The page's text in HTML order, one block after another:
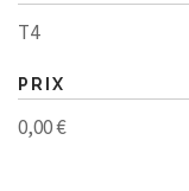
T4
PRIX
0,00 €